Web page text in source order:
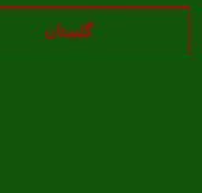
گلستان